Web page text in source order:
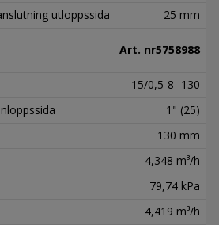
utloppssida
25 mm
Art. nr5758988
15/0,5-8 -130
1" (25)
130 mm
4,348 m³/h
79,74 kPa
4,419 m³/h